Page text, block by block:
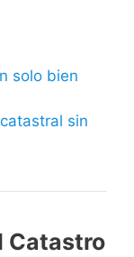
solo bien
sin
Catastro